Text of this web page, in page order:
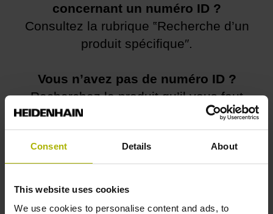
Consent Details About
This website uses cookies
We use cookies to personalise content and ads, to
concernant un numéro ID ?
Consultez la rubrique ‟Recherche d’un
produit spécifique″.
Vous n’avez pas de numéro ID ?
Recherchez le produit qu’il vous faut
dans le menu
contactez-
nous.
Vous retrouverez les logiciels, et la
documentation relative à votre
logiciel, dans notre
Base de fichiers